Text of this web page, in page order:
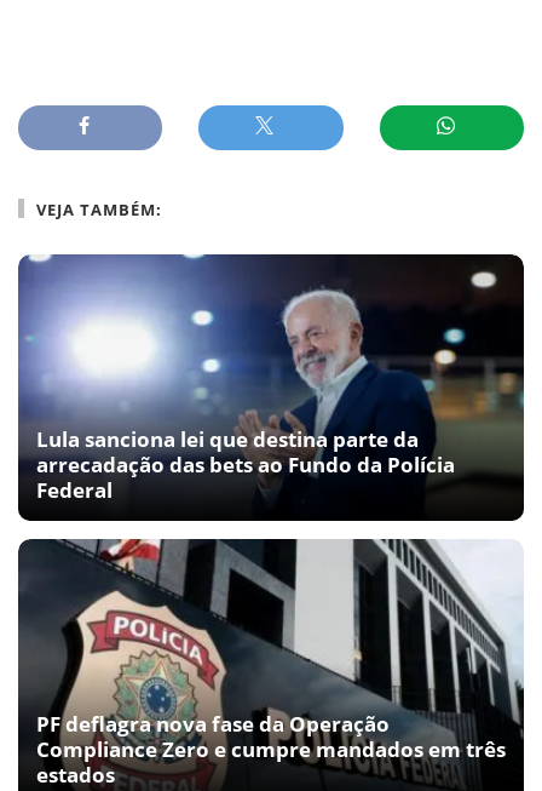
VEJA TAMBÉM:
Lula sanciona lei que destina parte da
arrecadação das bets ao Fundo da Polícia
Federal
PF deflagra nova fase da Operação
Compliance Zero e cumpre mandados em três
estados